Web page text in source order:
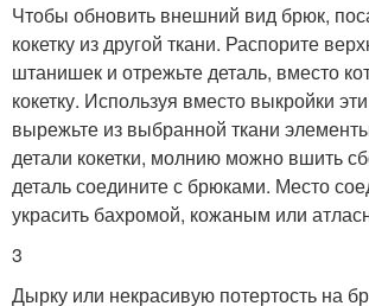
Чтобы обновить внешний вид брюк,
кокетку из другой ткани. Распорите
штанишек и отрежьте деталь, вместо
кокетку. Используя вместо выкройки
вырежьте из выбранной ткани
детали кокетки, молнию можно вшить
деталь соедините с брюками. Место
украсить бахромой, кожаным или
3
Дырку или некрасивую потертость на